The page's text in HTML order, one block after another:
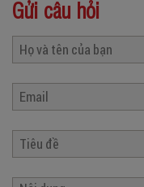
Gửi câu hỏi